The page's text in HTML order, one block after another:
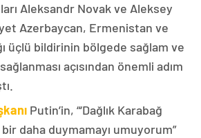
Aleksandr Novak ve Aleksey
Azerbaycan, Ermenistan ve
üçlü bildirinin bölgede sağlam ve
açısından önemli adım
Putin’in, “‘Dağlık Karabağ
daha duymamayı umuyorum”